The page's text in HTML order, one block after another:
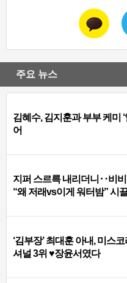
주요 뉴스
김혜수, 김지훈과 부부 케미
어
지퍼 스르륵 내리더니‥비
“왜 저래vs이게 워터밤” 시
‘김부장’ 최대훈 아내, 미스
셔널 3위 ♥장윤서였다